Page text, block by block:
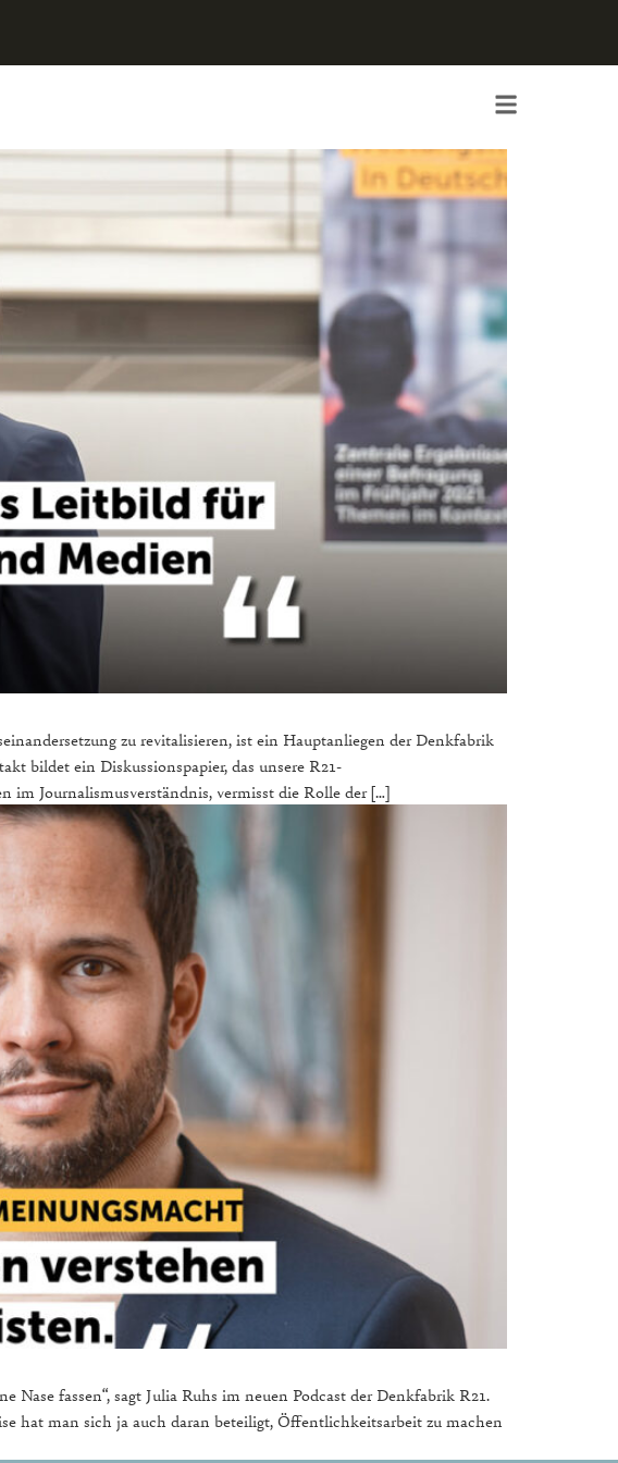
zu revitalisieren, ist ein Hauptanliegen der Denkfabrik
bildet ein Diskussionspapier, das unsere R21-
Journalismusverständnis, vermisst die Rolle der […]
fassen“, sagt Julia Ruhs im neuen Podcast der Denkfabrik R21.
hat man sich ja auch daran beteiligt, Öffentlichkeitsarbeit zu machen